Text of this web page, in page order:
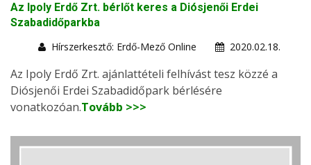
Az Ipoly Erdő Zrt. bérlőt keres a Diósjenői Erdei
Szabadidőparkba
Hírszerkesztő: Erdő-Mező Online
2020.02.18.
Az Ipoly Erdő Zrt. ajánlattételi felhívást tesz közzé a
Diósjenői Erdei Szabadidőpark bérlésére
vonatkozóan.Tovább >>>